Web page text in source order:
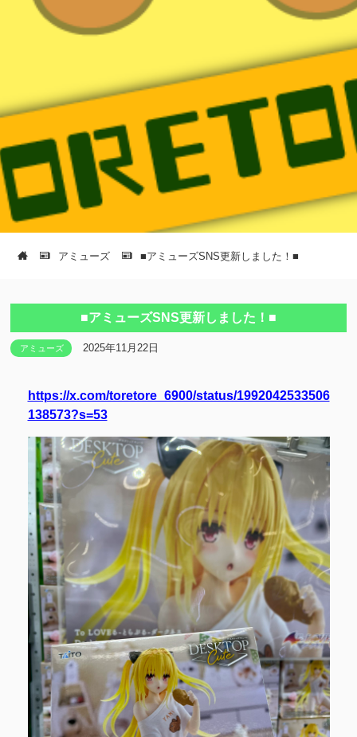
アミューズ ■アミューズSNS更新しました！■
■アミューズSNS更新しました！■
アミューズ 2025年11月22日
https://x.com/toretore_6900/status/1992042533506
138573?s=53